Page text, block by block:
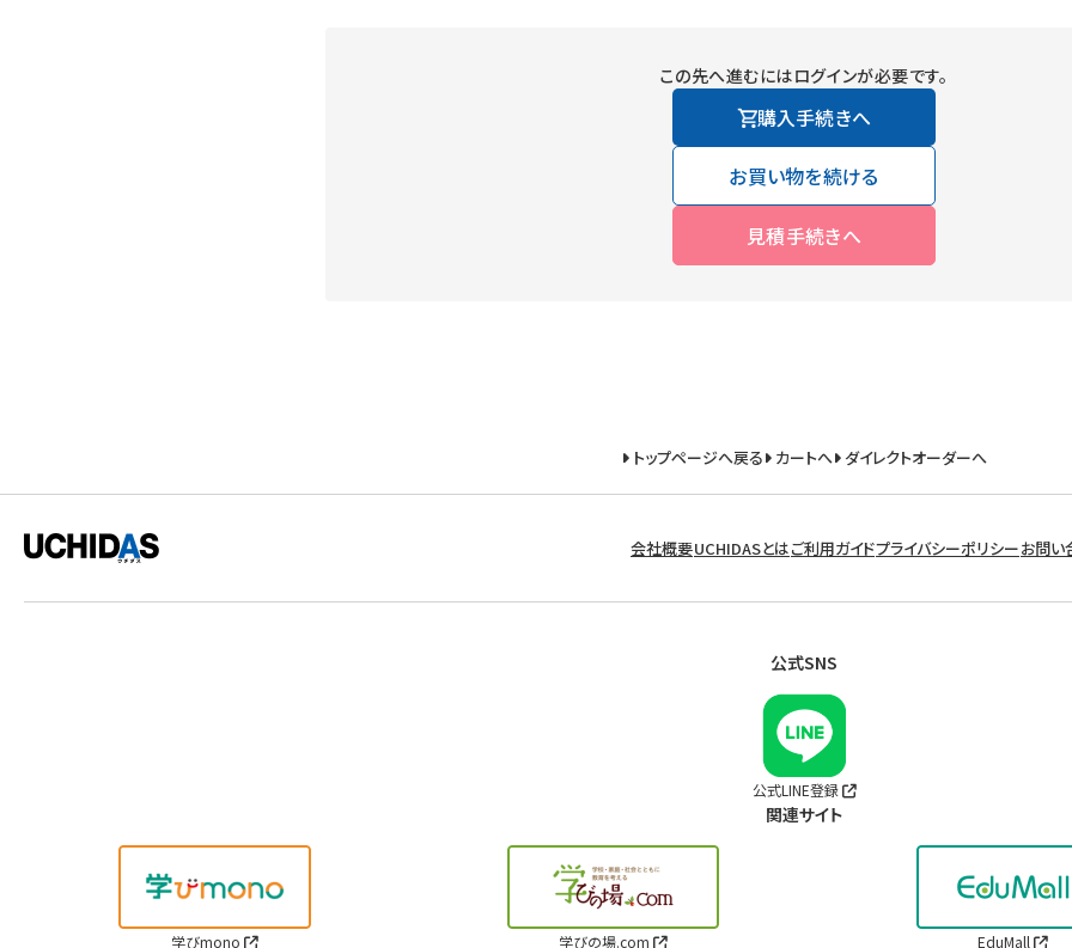
この先へ進むにはログインが必要です。
購入手続きへ
お買い物を続ける
見積手続きへ
トップページへ戻る カートへ ダイレクトオーダーへ
会社概要UCHIDASとはご利用ガイドプライバシーポリシーお問い
公式SNS
公式LINE登録
関連サイト
学びmono 学びの場.com EduMall